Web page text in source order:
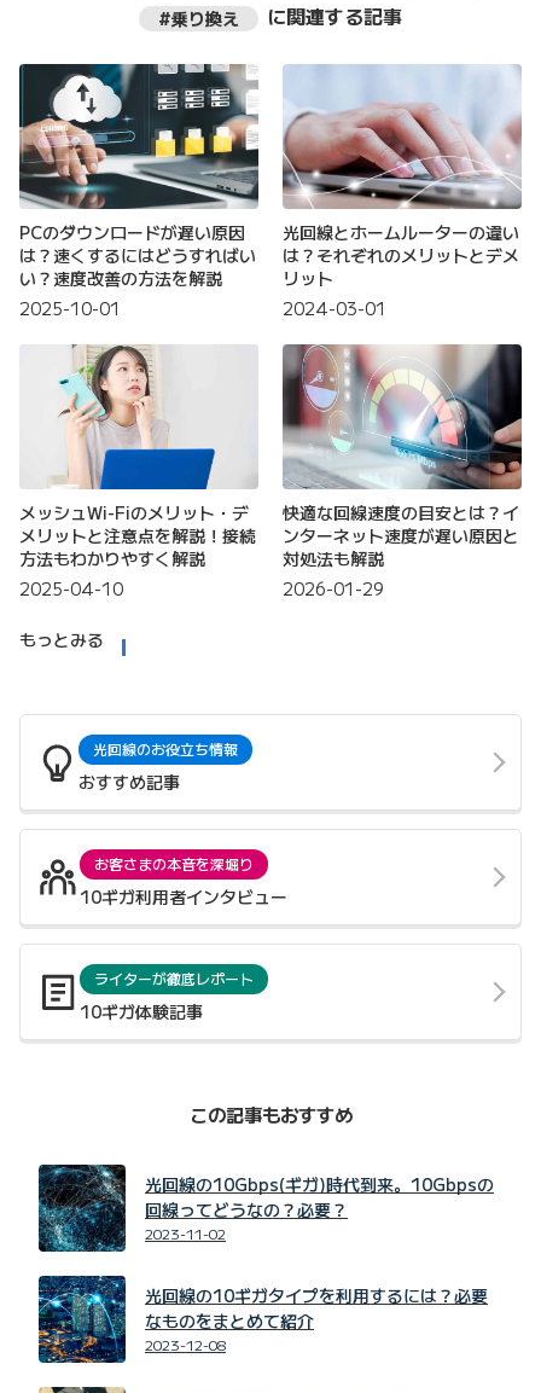
#乗り換え
に関連する記事
PCのダウンロードが遅い原因
は？速くするにはどうすればい
い？速度改善の方法を解説
2025-10-01
光回線とホームルーターの違い
は？それぞれのメリットとデメ
リット
2024-03-01
メッシュWi-Fiのメリット・デ
メリットと注意点を解説！接続
方法もわかりやすく解説
2025-04-10
快適な回線速度の目安とは？イ
ンターネット速度が遅い原因と
対処法も解説
2026-01-29
もっとみる
光回線のお役立ち情報
おすすめ記事
お客さまの本音を深堀り
10ギガ利用者インタビュー
ライターが徹底レポート
10ギガ体験記事
この記事もおすすめ
光回線の10Gbps(ギガ)時代到来。10Gbpsの
回線ってどうなの？必要？
2023-11-02
光回線の10ギガタイプを利用するには？必要
なものをまとめて紹介
2023-12-08